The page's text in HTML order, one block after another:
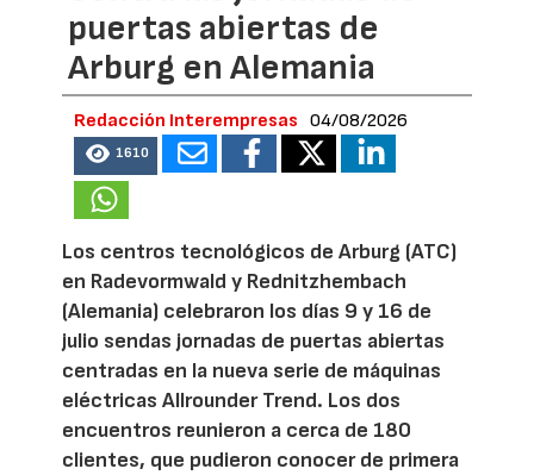
puertas abiertas de
Arburg en Alemania
Redacción Interempresas 04/08/2026
1610
Los centros tecnológicos de Arburg (ATC)
en Radevormwald y Rednitzhembach
(Alemania) celebraron los días 9 y 16 de
julio sendas jornadas de puertas abiertas
centradas en la nueva serie de máquinas
eléctricas Allrounder Trend. Los dos
encuentros reunieron a cerca de 180
clientes, que pudieron conocer de primera